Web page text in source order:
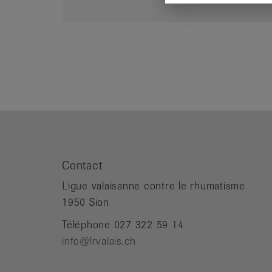
Contact
Ligue valaisanne contre le rhumatisme
1950 Sion
Téléphone 027 322 59 14
info@lrvalais.ch